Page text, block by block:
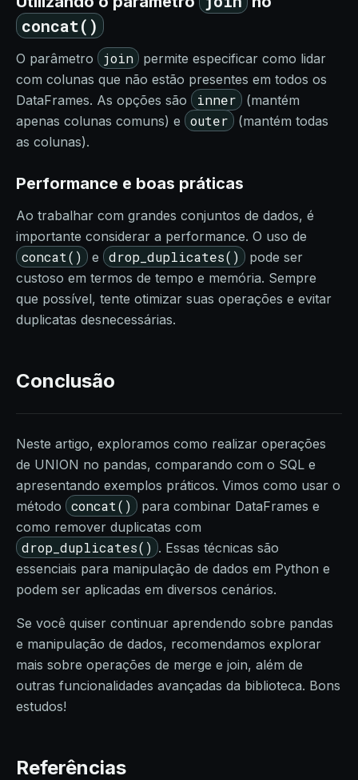
concat()
O parâmetro join
permite especificar como lidar
com colunas que não estão presentes em todos os
DataFrames. As opções são
inner
(mantém
apenas colunas comuns) e
outer
(mantém todas
as colunas).
Performance e boas práticas
Ao trabalhar com grandes conjuntos de dados, é
importante considerar a performance. O uso de
concat() e drop_duplicates()
pode ser
custoso em termos de tempo e memória. Sempre
que possível, tente otimizar suas operações e evitar
duplicatas desnecessárias.
Conclusão
Neste artigo, exploramos como realizar operações
de UNION no pandas, comparando com o SQL e
apresentando exemplos práticos. Vimos como usar o
método
concat()
para combinar DataFrames e
como remover duplicatas com
drop_duplicates() . Essas técnicas são
essenciais para manipulação de dados em Python e
podem ser aplicadas em diversos cenários.
Se você quiser continuar aprendendo sobre pandas
e manipulação de dados, recomendamos explorar
mais sobre operações de merge e join, além de
outras funcionalidades avançadas da biblioteca. Bons
estudos!
Referências